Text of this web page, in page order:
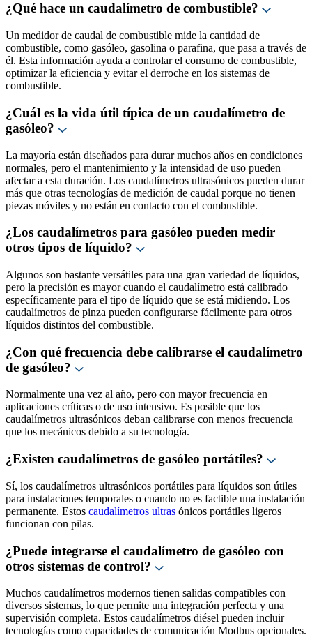
¿Qué hace un caudalímetro de combustible?
Un medidor de caudal de combustible mide la cantidad de
combustible, como gasóleo, gasolina o parafina, que pasa a través de
él. Esta información ayuda a controlar el consumo de combustible,
optimizar la eficiencia y evitar el derroche en los sistemas de
combustible.
¿Cuál es la vida útil típica de un caudalímetro de
gasóleo?
La mayoría están diseñados para durar muchos años en condiciones
normales, pero el mantenimiento y la intensidad de uso pueden
afectar a esta duración. Los caudalímetros ultrasónicos pueden durar
más que otras tecnologías de medición de caudal porque no tienen
piezas móviles y no están en contacto con el combustible.
¿Los caudalímetros para gasóleo pueden medir
otros tipos de líquido?
Algunos son bastante versátiles para una gran variedad de líquidos,
pero la precisión es mayor cuando el caudalímetro está calibrado
específicamente para el tipo de líquido que se está midiendo. Los
caudalímetros de pinza pueden configurarse fácilmente para otros
líquidos distintos del combustible.
¿Con qué frecuencia debe calibrarse el caudalímetro
de gasóleo?
Normalmente una vez al año, pero con mayor frecuencia en
aplicaciones críticas o de uso intensivo. Es posible que los
caudalímetros ultrasónicos deban calibrarse con menos frecuencia
que los mecánicos debido a su tecnología.
¿Existen caudalímetros de gasóleo portátiles?
Sí, los caudalímetros ultrasónicos portátiles para líquidos son útiles
para instalaciones temporales o cuando no es factible una instalación
permanente. Estos caudalímetros ultras ónicos portátiles ligeros
funcionan con pilas.
¿Puede integrarse el caudalímetro de gasóleo con
otros sistemas de control?
Muchos caudalímetros modernos tienen salidas compatibles con
diversos sistemas, lo que permite una integración perfecta y una
supervisión completa. Estos caudalímetros diésel pueden incluir
tecnologías como capacidades de comunicación Modbus opcionales.